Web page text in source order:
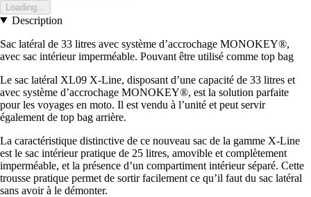
Loading...
Description
Sac latéral de 33 litres avec système d’accrochage MONOKEY®,
avec sac intérieur imperméable. Pouvant être utilisé comme top bag
Le sac latéral XL09 X-Line, disposant d’une capacité de 33 litres et
avec système d’accrochage MONOKEY®, est la solution parfaite
pour les voyages en moto. Il est vendu à l’unité et peut servir
également de top bag arrière.
La caractéristique distinctive de ce nouveau sac de la gamme X-Line
est le sac intérieur pratique de 25 litres, amovible et complètement
imperméable, et la présence d’un compartiment intérieur séparé. Cette
trousse pratique permet de sortir facilement ce qu’il faut du sac latéral
sans avoir à le démonter.